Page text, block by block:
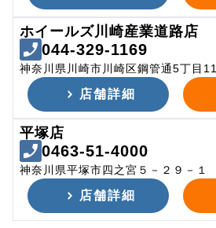
ホイールズ川崎産業道路店
044-329-1169
神奈川県川崎市川崎区鋼管通5丁目
店舗詳細
平塚店
0463-51-4000
神奈川県平塚市四之宮５－２９－１
店舗詳細